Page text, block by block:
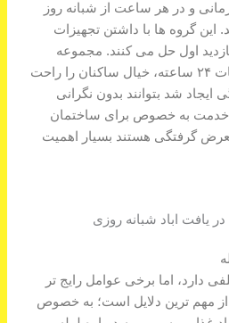
و در هر ساعت از شبانه روز
گروه ها با داشتن تجهیزات
اول حل می کنند. مجموعه
هایی مانند … با ارائه خدمات ۲۴ ساعته، خیال ساکنان را راحت
ایجاد شد بتوانند بدون نگرانی
به خصوص برای ساختمان
گرفتگی هستند بسیار اهمیت
دارد، اما برخی عوامل رایج تر
مهم ترین دلایل است؛ به خصوص